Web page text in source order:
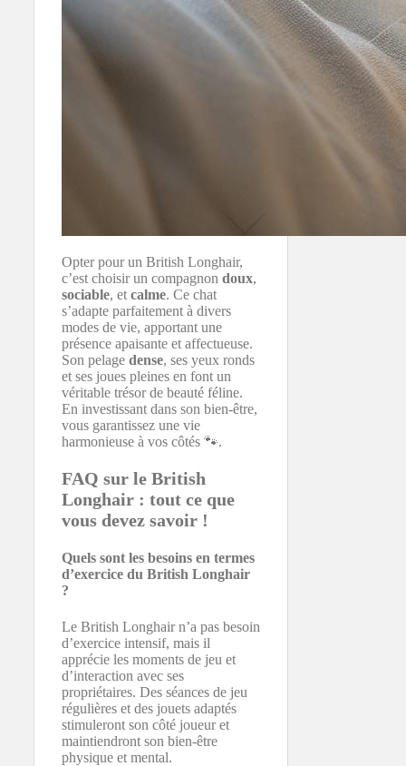
Opter pour un British Longhair,
c’est choisir un compagnon doux,
sociable, et calme. Ce chat
s’adapte parfaitement à divers
modes de vie, apportant une
présence apaisante et affectueuse.
Son pelage dense, ses yeux ronds
et ses joues pleines en font un
véritable trésor de beauté féline.
En investissant dans son bien-être,
vous garantissez une vie
harmonieuse à vos côtés 🐾.
FAQ sur le British
Longhair : tout ce que
vous devez savoir !
Quels sont les besoins en termes
d’exercice du British Longhair
?
Le British Longhair n’a pas besoin
d’exercice intensif, mais il
apprécie les moments de jeu et
d’interaction avec ses
propriétaires. Des séances de jeu
régulières et des jouets adaptés
stimuleront son côté joueur et
maintiendront son bien-être
physique et mental.